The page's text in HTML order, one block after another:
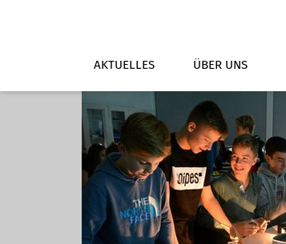
AKTUELLES ÜBER UNS